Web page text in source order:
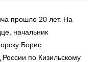
прошло 20 лет. На
начальник
Борис
по Кизильскому